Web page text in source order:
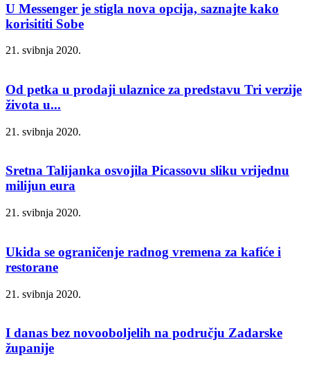
U Messenger je stigla nova opcija, saznajte kako
korisititi Sobe
21. svibnja 2020.
Od petka u prodaji ulaznice za predstavu Tri verzije
života u...
21. svibnja 2020.
Sretna Talijanka osvojila Picassovu sliku vrijednu
milijun eura
21. svibnja 2020.
Ukida se ograničenje radnog vremena za kafiće i
restorane
21. svibnja 2020.
I danas bez novooboljelih na području Zadarske
županije